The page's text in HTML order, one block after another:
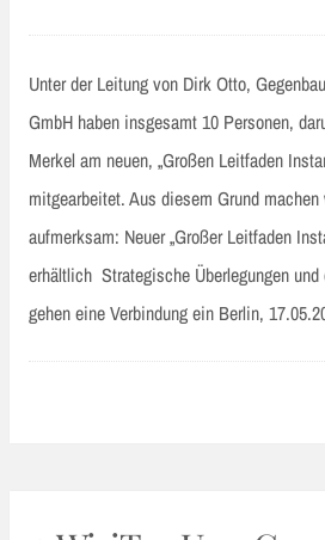
Unter der Leitung von Dirk Otto,
GmbH haben insgesamt 10 Personen,
Merkel am neuen, „Großen Leitfaden
mitgearbeitet. Aus diesem Grund
aufmerksam: Neuer „Großer Leitfaden
erhältlich Strategische Überlegungen
gehen eine Verbindung ein Berlin,